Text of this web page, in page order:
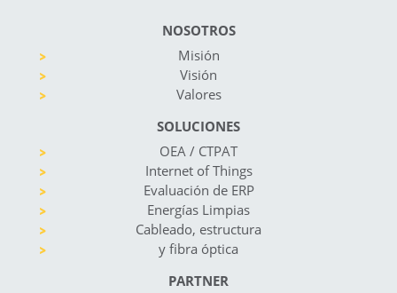
NOSOTROS
Misión
Visión
Valores
SOLUCIONES
OEA / CTPAT
Internet of Things
Evaluación de ERP
Energías Limpias
Cableado, estructura
y fibra óptica
PARTNER